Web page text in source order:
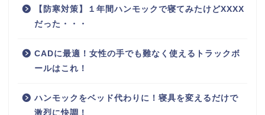
【防寒対策】１年間ハンモックで寝てみたけどXXXX
だった・・・
CADに最適！女性の手でも難なく使えるトラックボ
ールはこれ！
ハンモックをベッド代わりに！寝具を変えるだけで
激烈に快調！